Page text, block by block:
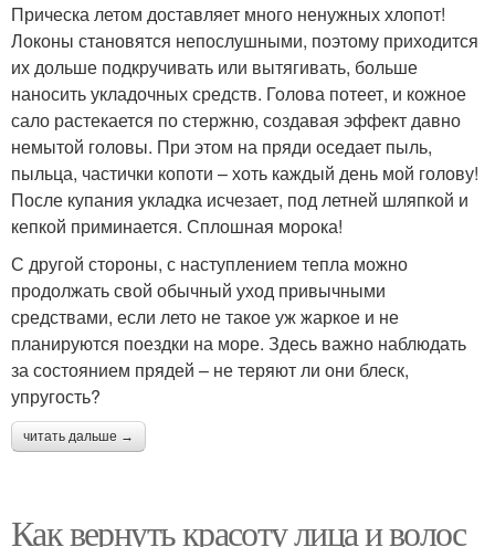
Прическа летом доставляет много ненужных хлопот!
Локоны становятся непослушными, поэтому приходится
их дольше подкручивать или вытягивать, больше
наносить укладочных средств. Голова потеет, и кожное
сало растекается по стержню, создавая эффект давно
немытой головы. При этом на пряди оседает пыль,
пыльца, частички копоти – хоть каждый день мой голову!
После купания укладка исчезает, под летней шляпкой и
кепкой приминается. Сплошная морока!
С другой стороны, с наступлением тепла можно
продолжать свой обычный уход привычными
средствами, если лето не такое уж жаркое и не
планируются поездки на море. Здесь важно наблюдать
за состоянием прядей – не теряют ли они блеск,
упругость?
читать дальше →
Как вернуть красоту лица и волос